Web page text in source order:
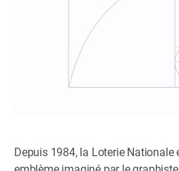
Depuis 1984, la Loterie Nationale